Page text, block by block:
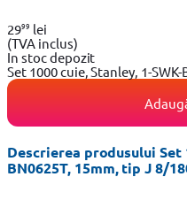
2999 lei
(TVA inclus)
In stoc depozit
Set 1000 cuie, Stanley, 1-
Descrierea produsului Set
BN0625T, 15mm, tip J 8/